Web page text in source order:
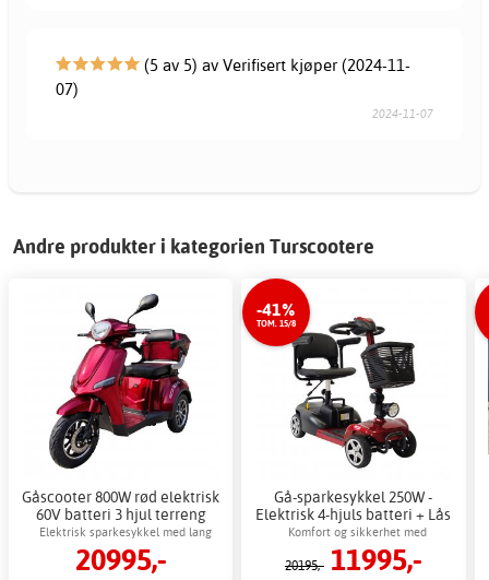
(5 av 5) av Verifisert kjøper (2024-11-
07)
2024-11-07
Andre produkter i kategorien Turscootere
Gåscooter 800W rød elektrisk
60V batteri 3 hjul terreng
Elektrisk sparkesykkel med lang
rekkevidde og komfort
20995,-
-41%
TOM. 15/8
Gå-sparkesykkel 250W -
Elektrisk 4-hjuls batteri + Lås
kjede
Komfort og sikkerhet med
elektromagnetisk brems
20195,- 11995,-